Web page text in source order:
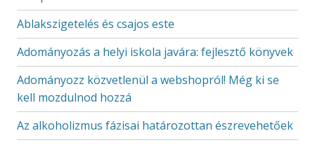
Ablakszigetelés és csajos este
Adományozás a helyi iskola javára: fejlesztő könyvek
Adományozz közvetlenül a webshopról! Még ki se
kell mozdulnod hozzá
Az alkoholizmus fázisai határozottan észrevehetőek